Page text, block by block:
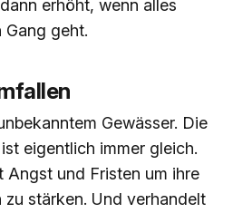
erhöht, wenn alles
Gang geht.
Gewässer. Die
eigentlich immer gleich.
Angst und Fristen um ihre
stärken. Und verhandelt